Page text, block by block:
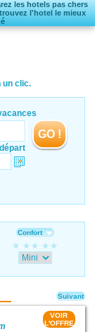
les hotels pas chers
l'hotel le mieux
un clic.
GO !
Confort
VOIR
L'OFFRE
Suivant